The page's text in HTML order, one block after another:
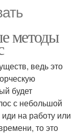
методы
ведь это
будет
с небольшой
на работу или
то это